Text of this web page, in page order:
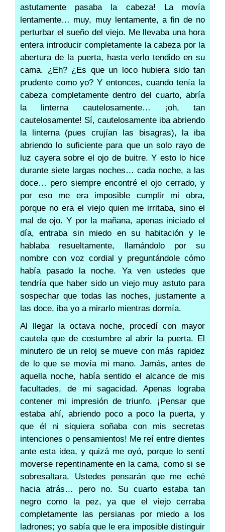
astutamente pasaba la cabeza! La movía
lentamente… muy, muy lentamente, a fin de no
perturbar el sueño del viejo. Me llevaba una hora
entera introducir completamente la cabeza por la
abertura de la puerta, hasta verlo tendido en su
cama. ¿Eh? ¿Es que un loco hubiera sido tan
prudente como yo? Y entonces, cuando tenía la
cabeza completamente dentro del cuarto, abría
la linterna cautelosamente… ¡oh, tan
cautelosamente! Sí, cautelosamente iba abriendo
la linterna (pues crujían las bisagras), la iba
abriendo lo suficiente para que un solo rayo de
luz cayera sobre el ojo de buitre. Y esto lo hice
durante siete largas noches… cada noche, a las
doce… pero siempre encontré el ojo cerrado, y
por eso me era imposible cumplir mi obra,
porque no era el viejo quien me irritaba, sino el
mal de ojo. Y por la mañana, apenas iniciado el
día, entraba sin miedo en su habitación y le
hablaba resueltamente, llamándolo por su
nombre con voz cordial y preguntándole cómo
había pasado la noche. Ya ven ustedes que
tendría que haber sido un viejo muy astuto para
sospechar que todas las noches, justamente a
las doce, iba yo a mirarlo mientras dormía.
Al llegar la octava noche, procedí con mayor
cautela que de costumbre al abrir la puerta. El
minutero de un reloj se mueve con más rapidez
de lo que se movía mi mano. Jamás, antes de
aquella noche, había sentido el alcance de mis
facultades, de mi sagacidad. Apenas lograba
contener mi impresión de triunfo. ¡Pensar que
estaba ahí, abriendo poco a poco la puerta, y
que él ni siquiera soñaba con mis secretas
intenciones o pensamientos! Me reí entre dientes
ante esta idea, y quizá me oyó, porque lo sentí
moverse repentinamente en la cama, como si se
sobresaltara. Ustedes pensarán que me eché
hacia atrás… pero no. Su cuarto estaba tan
negro como la pez, ya que el viejo cerraba
completamente las persianas por miedo a los
ladrones; yo sabía que le era imposible distinguir